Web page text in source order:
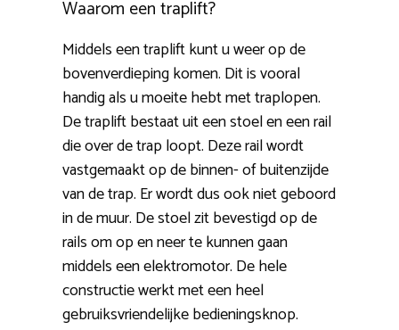
Waarom een traplift?
Middels een traplift kunt u weer op de
bovenverdieping komen. Dit is vooral
handig als u moeite hebt met traplopen.
De traplift bestaat uit een stoel en een rail
die over de trap loopt. Deze rail wordt
vastgemaakt op de binnen- of buitenzijde
van de trap. Er wordt dus ook niet geboord
in de muur. De stoel zit bevestigd op de
rails om op en neer te kunnen gaan
middels een elektromotor. De hele
constructie werkt met een heel
gebruiksvriendelijke bedieningsknop.